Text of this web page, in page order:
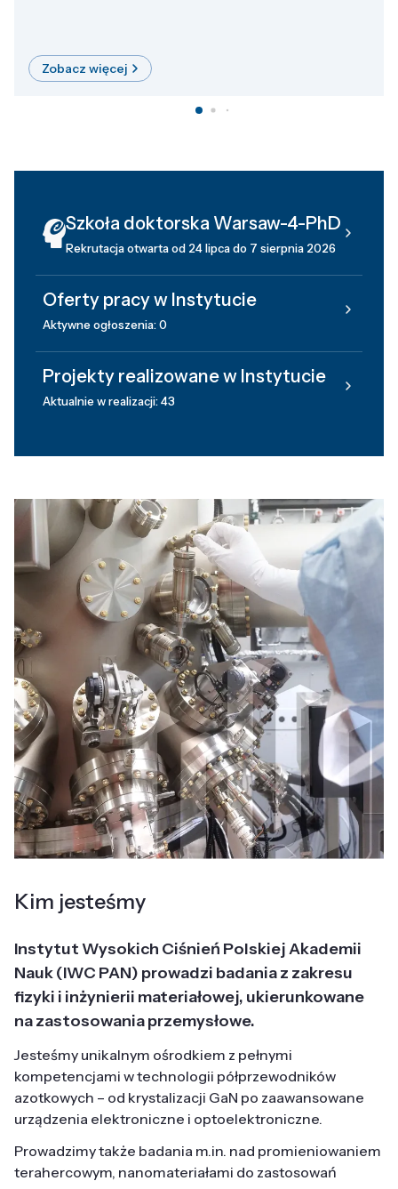
Zobacz więcej
Szkoła doktorska Warsaw-4-PhD
Rekrutacja otwarta od 24 lipca do 7 sierpnia 2026
Oferty pracy w Instytucie
Aktywne ogłoszenia: 0
Projekty realizowane w Instytucie
Aktualnie w realizacji: 43
Kim jesteśmy
Instytut Wysokich Ciśnień Polskiej Akademii
Nauk (IWC PAN) prowadzi badania z zakresu
fizyki i inżynierii materiałowej, ukierunkowane
na zastosowania przemysłowe.
Jesteśmy unikalnym ośrodkiem z pełnymi
kompetencjami w technologii półprzewodników
azotkowych – od krystalizacji GaN po zaawansowane
urządzenia elektroniczne i optoelektroniczne.
Prowadzimy także badania m.in. nad promieniowaniem
terahercowym, nanomateriałami do zastosowań